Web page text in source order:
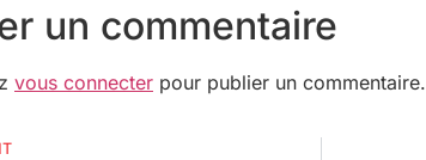
un commentaire
vous connecter pour publier un commentaire.